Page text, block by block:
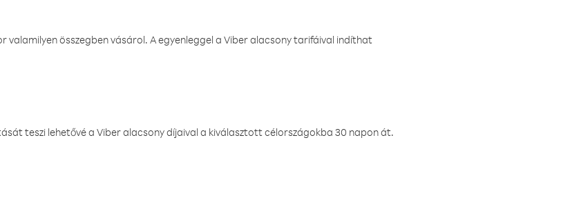
valamilyen összegben vásárol. A egyenleggel a Viber alacsony tarifáival indíthat
teszi lehetővé a Viber alacsony díjaival a kiválasztott célországokba 30 napon át.